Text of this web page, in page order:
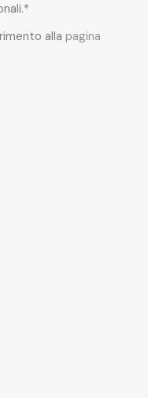
alla pagina